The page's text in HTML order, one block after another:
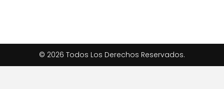
-
© 2026 Todos Los Derechos Reservados.